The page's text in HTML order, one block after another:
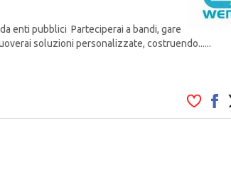
enti pubblici Parteciperai a bandi, gare
soluzioni personalizzate, costruendo......